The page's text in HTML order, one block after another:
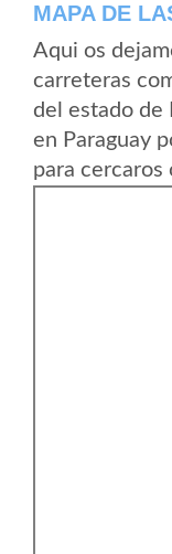
MAPA DE
Aqui os
carreteras
del estado de
en Paraguay
para cercaros